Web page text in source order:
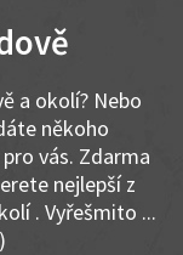
a okolí? Nebo
někoho
vás. Zdarma
nejlepší z
. Vyřešmito ...